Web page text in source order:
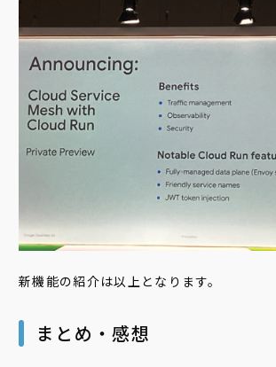
新機能の紹介は以上となります。
まとめ・感想